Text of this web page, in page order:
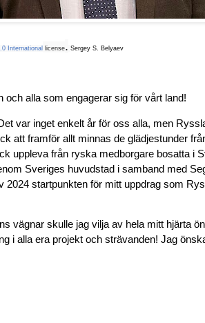
International license. Sergey S. Belyaev
och alla som engagerar sig för vårt land!
var inget enkelt år för oss alla, men
att framför allt minnas de glädjestunder
uppleva från ryska medborgare bosatta i
Sveriges huvudstad i samband med
2024 startpunkten för mitt uppdrag som
vägnar skulle jag vilja av hela mitt hjärta
i alla era projekt och strävanden! Jag